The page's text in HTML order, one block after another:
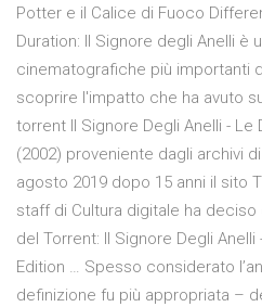
Potter e il Calice di Fuoco
Duration: Il Signore degli Anelli è
cinematografiche più importanti
scoprire l'impatto che ha avuto
torrent Il Signore Degli Anelli - Le
(2002) proveniente dagli archivi di
agosto 2019 dopo 15 anni il sito
staff di Cultura digitale ha
del Torrent: Il Signore Degli Anelli
Edition … Spesso considerato
definizione fu più appropriata –